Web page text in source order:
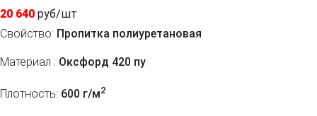
20 640 руб/шт
Свойство: Пропитка полиуретановая
Материал : Оксфорд 420 пу
Плотность: 600 г/м2